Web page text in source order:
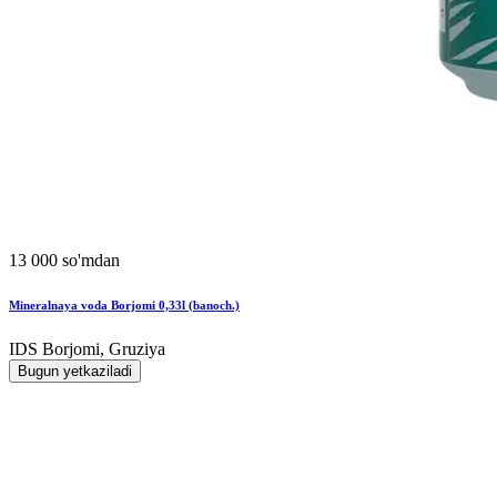
13 000 so'mdan
Mineralnaya voda Borjomi 0,33l (banoch.)
IDS Borjomi, Gruziya
Bugun yetkaziladi